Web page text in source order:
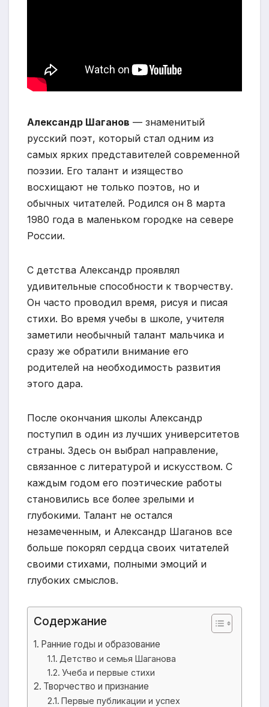
Александр Шаганов — знаменитый
русский поэт, который стал одним из
самых ярких представителей современной
поэзии. Его талант и изящество
восхищают не только поэтов, но и
обычных читателей. Родился он 8 марта
1980 года в маленьком городке на севере
России.
С детства Александр проявлял
удивительные способности к творчеству.
Он часто проводил время, рисуя и писая
стихи. Во время учебы в школе, учителя
заметили необычный талант мальчика и
сразу же обратили внимание его
родителей на необходимость развития
этого дара.
После окончания школы Александр
поступил в один из лучших университетов
страны. Здесь он выбрал направление,
связанное с литературой и искусством. С
каждым годом его поэтические работы
становились все более зрелыми и
глубокими. Талант не остался
незамеченным, и Александр Шаганов все
больше покорял сердца своих читателей
своими стихами, полными эмоций и
глубоких смыслов.
Содержание
Ранние годы и образование
Детство и семья Шаганова
Учеба и первые стихи
Творчество и признание
Первые публикации и успех